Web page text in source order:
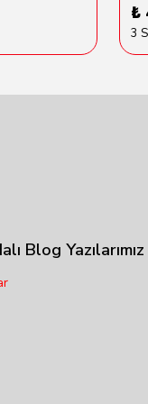
₺
3
Blog Yazılarımız